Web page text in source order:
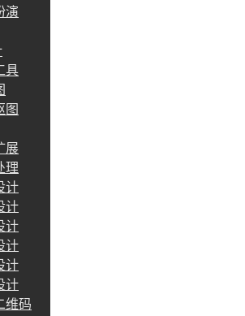
演
具
图
展
理
计
计
计
计
计
计
维码